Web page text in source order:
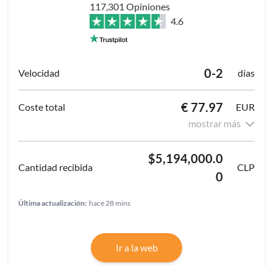
117,301 Opiniones
4.6
0-2 días
€ 77.97
EUR
mostrar más
$5,194,000.0
0
CLP
Última actualización: hace 28 mins
Ir a la web